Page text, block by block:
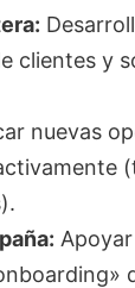
clientes y
nuevas